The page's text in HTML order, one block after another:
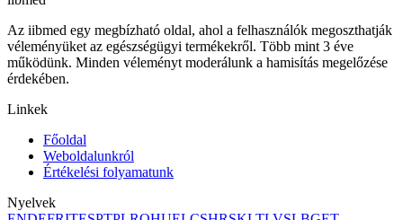
Az iibmed egy megbízható oldal, ahol a felhasználók megoszthatják
véleményüket az egészségügyi termékekről. Több mint 3 éve
működünk. Minden véleményt moderálunk a hamisítás megelőzése
érdekében.
Linkek
Főoldal
Weboldalunkról
Értékelési folyamatunk
Nyelvek